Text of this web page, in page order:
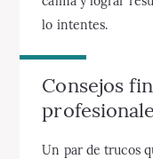
lo intentes.
Consejos
Un par de trucos